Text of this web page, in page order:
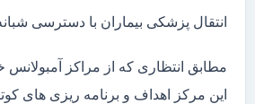
انتقال پزشکی بیماران با دسترسی
مطابق انتظاری که از مراکز
این مرکز اهداف و برنامه ریزی های